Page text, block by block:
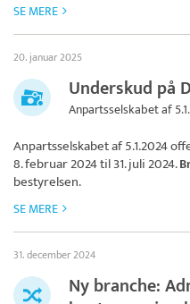
SE MERE
20. januar 2025
Underskud på
Anpartsselskabet af
Anpartsselskabet af 5.1.2024
8. februar 2024 til 31. juli 2024.
bestyrelsen.
SE MERE
31. december 2024
Ny branche: